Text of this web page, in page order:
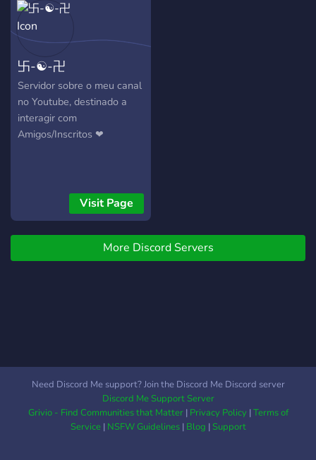
卐-☯-卍
Servidor sobre o meu canal
no Youtube, destinado a
interagir com
Amigos/Inscritos ❤
Visit Page
More Discord Servers
Need Discord Me support? Join the Discord Me Discord server
Discord Me Support Server
Grivio - Find Communities that Matter| Privacy Policy|Terms of
Service| NSFW Guidelines| Blog |Support